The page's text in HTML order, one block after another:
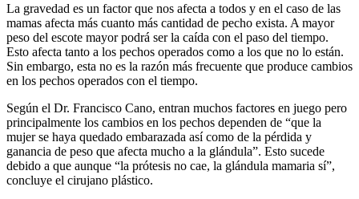
La gravedad es un factor que nos afecta a todos y en el caso de las
mamas afecta más cuanto más cantidad de pecho exista. A mayor
peso del escote mayor podrá ser la caída con el paso del tiempo.
Esto afecta tanto a los pechos operados como a los que no lo están.
Sin embargo, esta no es la razón más frecuente que produce cambios
en los pechos operados con el tiempo.
Según el Dr. Francisco Cano, entran muchos factores en juego pero
principalmente los cambios en los pechos dependen de “que la
mujer se haya quedado embarazada así como de la pérdida y
ganancia de peso que afecta mucho a la glándula”. Esto sucede
debido a que aunque “la prótesis no cae, la glándula mamaria sí”,
concluye el cirujano plástico.